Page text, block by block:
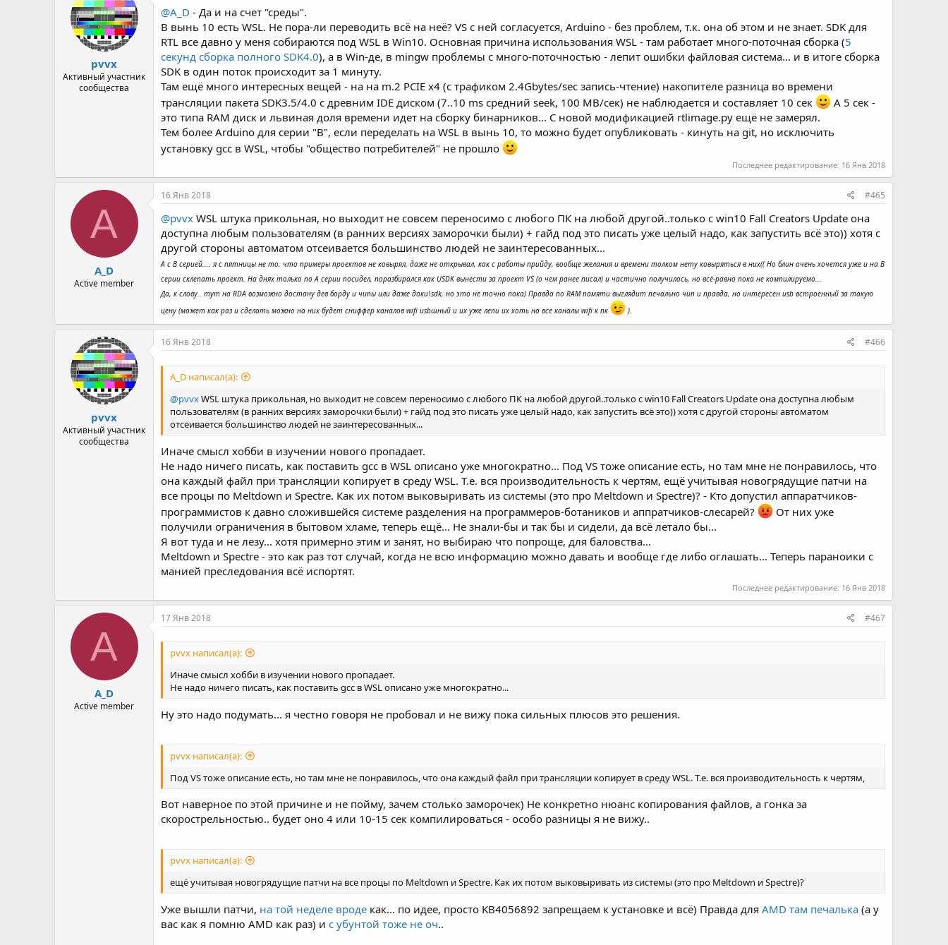
pvvx
Активный участник
сообщества
@A_D - Да и на счет "среды".
В вынь 10 есть WSL. Не пора-ли переводить всё на неё? VS с ней согласуется, Arduino - без проблем, т.к. она об этом и не знает. SDK для
RTL все давно у меня собираются под WSL в Win10. Основная причина использования WSL - там работает много-поточная сборка (5
секунд сборка полного SDK4.0), а в Win-де, в mingw проблемы с много-поточностью - лепит ошибки файловая система... и в итоге сборка
SDK в один поток происходит за 1 минуту.
Там ещё много интересных вещей - на на m.2 PCIE x4 (с трафиком 2.4Gbytes/sec запись-чтение) накопителе разница во времени
трансляции пакета SDK3.5/4.0 с древним IDE диском (7..10 ms средний seek, 100 MB/сек) не наблюдается и составляет 10 сек
А 5 сек -
это типа RAM диск и львиная доля времени идет на сборку бинарников... С новой модификацией rtlimage.py ещё не замерял.
Тем более Arduino для серии "B", если переделать на WSL в вынь 10, то можно будет опубликовать - кинуть на git, но исключить
установку gcc в WSL, чтобы "общество потребителей" не прошло
Последнее редактирование: 16 Янв 2018
A
A_D
Active member
16 Янв 2018 #465
@pvvx WSL штука прикольная, но выходит не совсем переносимо с любого ПК на любой другой..только с win10 Fall Creators Update она
доступна любым пользователям (в ранних версиях заморочки были) + гайд под это писать уже целый надо, как запустить всё это)) хотя с
другой стороны автоматом отсеивается большинство людей не заинтересованных...
А с В серией.... я с пятницы не то, что примеры проектов не ковырял, даже не открывал, как с работы прийду, вообще желания и времени толком нету ковыряться в них(( Но блин очень хочется уже и на В
серии склепать проект. На днях только по А серии посидел, поразбирался как USDK вынести за проект VS (о чем ранее писал) и частично получилось, но всё-равно пока не компилируемо...
Да, к слову.. тут на RDA возможно достану дев борду и чипы или даже доки\sdk, но это не точно пока) Правда по RAM памяти выглядит печально чип и правда, но интересен usb встроенный за такую
цену (может как раз и сделать можно на них будет сниффер каналов wifi usbшный и их уже лепи их хоть на все каналы wifi к пк
).
pvvx
Активный участник
сообщества
16 Янв 2018 #466
A_D написал(а):
@pvvxWSL штука прикольная, но выходит не совсем переносимо с любого ПК на любой другой..только с win10 Fall Creators Update она доступна любым
пользователям (в ранних версиях заморочки были) + гайд под это писать уже целый надо, как запустить всё это)) хотя с другой стороны автоматом
отсеивается большинство людей не заинтересованных...
Иначе смысл хобби в изучении нового пропадает.
Не надо ничего писать, как поставить gcc в WSL описано уже многократно... Под VS тоже описание есть, но там мне не понравилось, что
она каждый файл при трансляции копирует в среду WSL. Т.е. вся производительность к чертям, ещё учитывая новогрядущие патчи на
все процы по Meltdown и Spectre. Как их потом выковыривать из системы (это про Meltdown и Spectre)? - Кто допустил аппаратчиков-
программистов к давно сложившейся системе разделения на программеров-ботаников и аппратчиков-слесарей?
От них уже
получили ограничения в бытовом хламе, теперь ещё... Не знали-бы и так бы и сидели, да всё летало бы...
Я вот туда и не лезу... хотя примерно этим и занят, но выбираю что попроще, для баловства...
Meltdown и Spectre - это как раз тот случай, когда не всю информацию можно давать и вообще где либо оглашать... Теперь параноики с
манией преследования всё испортят.
Последнее редактирование: 16 Янв 2018
A
A_D
Active member
17 Янв 2018 #467
pvvx написал(а):
Иначе смысл хобби в изучении нового пропадает.
Не надо ничего писать, как поставить gcc в WSL описано уже многократно...
Ну это надо подумать... я честно говоря не пробовал и не вижу пока сильных плюсов это решения.
pvvx написал(а):
Под VS тоже описание есть, но там мне не понравилось, что она каждый файл при трансляции копирует в среду WSL. Т.е. вся производительность к чертям,
Вот наверное по этой причине и не пойму, зачем столько заморочек) Не конкретно нюанс копирования файлов, а гонка за
скорострельностью.. будет оно 4 или 10-15 сек компилироваться - особо разницы я не вижу..
pvvx написал(а):
ещё учитывая новогрядущие патчи на все процы по Meltdown и Spectre. Как их потом выковыривать из системы (это про Meltdown и Spectre)?
Уже вышли патчи, на той неделе вроде как... по идее, просто KB4056892 запрещаем к установке и всё) Правда дляAMD там печалька (а у
вас как я помню AMD как раз) ис убунтой тоже не оч..